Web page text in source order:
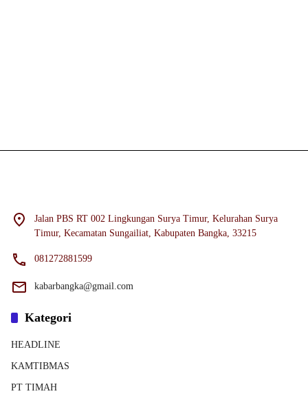
Jalan PBS RT 002 Lingkungan Surya Timur, Kelurahan Surya
Timur, Kecamatan Sungailiat, Kabupaten Bangka, 33215
081272881599
kabarbangka@gmail.com
Kategori
HEADLINE
KAMTIBMAS
PT TIMAH